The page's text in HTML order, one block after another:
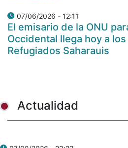
07/06/2026 - 12:11
El emisario de la ONU
Occidental llega hoy a
Refugiados Saharauis
Actualidad